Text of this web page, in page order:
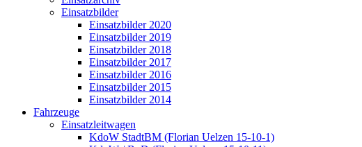
Einsatzbilder
Einsatzbilder 2020
Einsatzbilder 2019
Einsatzbilder 2018
Einsatzbilder 2017
Einsatzbilder 2016
Einsatzbilder 2015
Einsatzbilder 2014
Fahrzeuge
Einsatzleitwagen
KdoW StadtBM (Florian Uelzen 15-10-1)